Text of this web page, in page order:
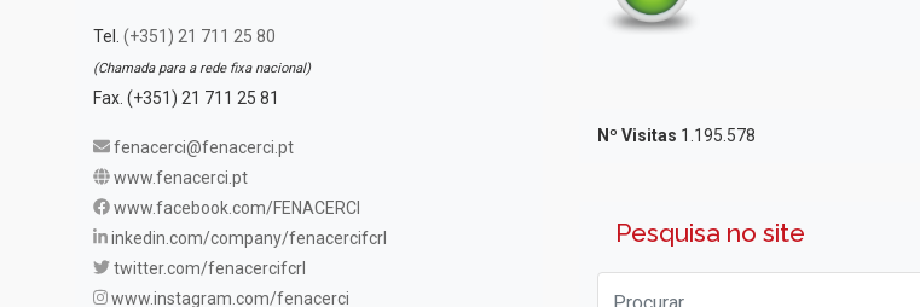
Tel. (+351) 21 711 25 80
(Chamada para a rede fixa nacional)
Fax. (+351) 21 711 25 81
fenacerci@fenacerci.pt
www.fenacerci.pt
www.facebook.com/FENACERCI
inkedin.com/company/fenacercifcrl
twitter.com/fenacercifcrl
www.instagram.com/fenacerci
Nº Visitas 1.195.578
Pesquisa no site